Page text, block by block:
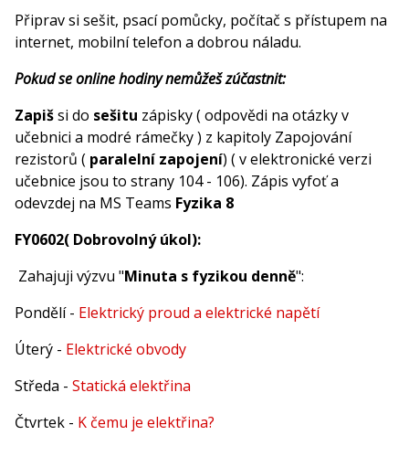
Připrav si sešit, psací pomůcky, počítač s přístupem na
internet, mobilní telefon a dobrou náladu.
Pokud se online hodiny nemůžeš zúčastnit:
Zapišsi do sešitu zápisky ( odpovědi na otázky v
učebnici a modré rámečky ) z kapitoly Zapojování
rezistorů ( paralelní zapojení) ( v elektronické verzi
učebnice jsou to strany 104 - 106). Zápis vyfoť a
odevzdej na MS Teams Fyzika 8
FY0602( Dobrovolný úkol):
Zahajuji výzvu "Minuta s fyzikou denně":
Pondělí - Elektrický proud a elektrické napětí
Úterý - Elektrické obvody
Středa - Statická elektřina
Čtvrtek - K čemu je elektřina?